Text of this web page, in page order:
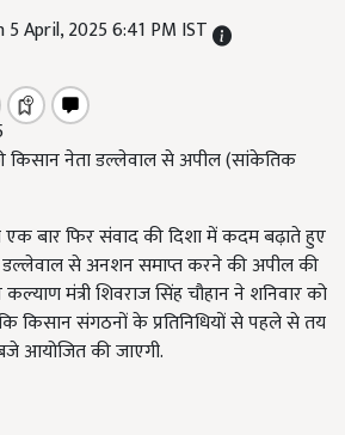
April, 2025 6:41 PM IST
किसान नेता डल्लेवाल से अपील (सांकेतिक
बार फिर संवाद की दिशा में कदम बढ़ाते हुए
डल्लेवाल से अनशन समाप्त करने की अपील की
मंत्री शिवराज सिंह चौहान ने शनिवार को
किसान संगठनों के प्रतिनिधियों से पहले से तय
आयोजित की जाएगी.